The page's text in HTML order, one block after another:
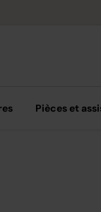
Livraison gratuite
Pièces et